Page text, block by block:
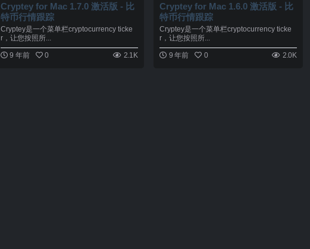
Cryptey for Mac 1.7.0 激活版 - 比
特币行情跟踪
Cryptey是一个菜单栏cryptocurrency ticke
r，让您按照所...
9 年前 0 2.1K
Cryptey for Mac 1.6.0 激活版 - 比
特币行情跟踪
Cryptey是一个菜单栏cryptocurrency ticke
r，让您按照所...
9 年前 0 2.0K